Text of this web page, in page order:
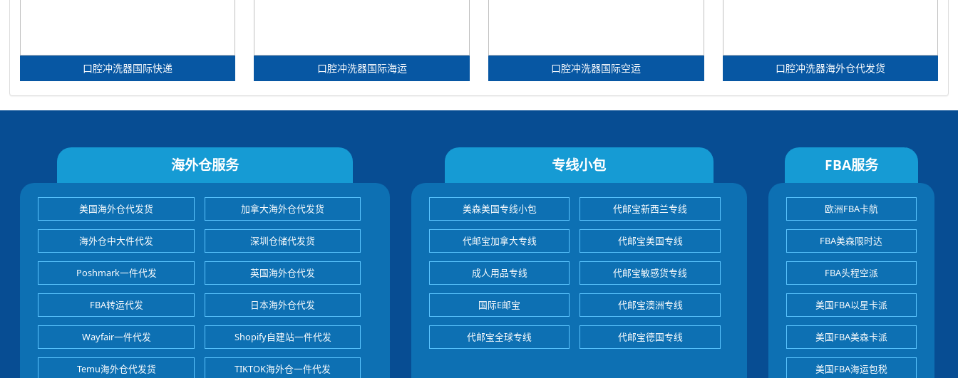
口腔冲洗器国际快递 口腔冲洗器国际海运 口腔冲洗器国际空运 口腔冲洗器海外仓代发货
海外仓服务
美国海外仓代发货 加拿大海外仓代发货
海外仓中大件代发 深圳仓储代发货
Poshmark一件代发 英国海外仓代发
FBA转运代发 日本海外仓代发
Wayfair一件代发 Shopify自建站一件代发
Temu海外仓代发货 TIKTOK海外仓一件代发
专线小包
美森美国专线小包 代邮宝新西兰专线
代邮宝加拿大专线 代邮宝美国专线
成人用品专线 代邮宝敏感货专线
国际E邮宝 代邮宝澳洲专线
代邮宝全球专线 代邮宝德国专线
FBA服务
欧洲FBA卡航
FBA美森限时达
FBA头程空派
美国FBA以星卡派
美国FBA美森卡派
美国FBA海运包税